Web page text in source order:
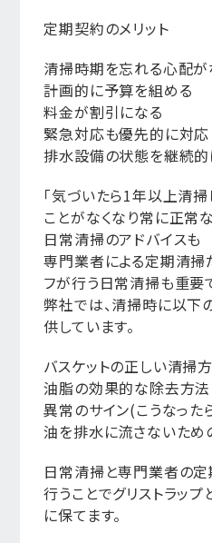
定期契約のメリット
清掃時期を忘れる心配が
計画的に予算を組める
料金が割引になる
緊急対応も優先的に対応
排水設備の状態を継続的
「気づいたら1年以上清掃
ことがなくなり常に正常
日常清掃のアドバイスも
専門業者による定期清掃
フが行う日常清掃も重要
弊社では、清掃時に以下
供しています。
バスケットの正しい清掃
油脂の効果的な除去方法
異常のサイン(こうなった
油を排水に流さないため
日常清掃と専門業者の
行うことでグリストラッ
に保てます。